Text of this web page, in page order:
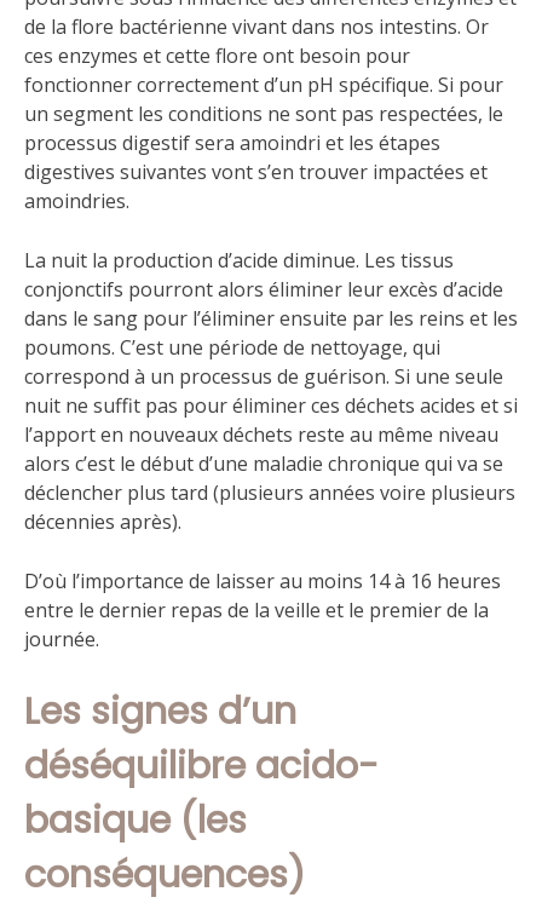
de la flore bactérienne vivant dans nos intestins. Or
ces enzymes et cette flore ont besoin pour
fonctionner correctement d’un pH spécifique. Si pour
un segment les conditions ne sont pas respectées, le
processus digestif sera amoindri et les étapes
digestives suivantes vont s’en trouver impactées et
amoindries.
La nuit la production d’acide diminue. Les tissus
conjonctifs pourront alors éliminer leur excès d’acide
dans le sang pour l’éliminer ensuite par les reins et les
poumons. C’est une période de nettoyage, qui
correspond à un processus de guérison. Si une seule
nuit ne suffit pas pour éliminer ces déchets acides et si
l’apport en nouveaux déchets reste au même niveau
alors c’est le début d’une maladie chronique qui va se
déclencher plus tard (plusieurs années voire plusieurs
décennies après).
D’où l’importance de laisser au moins 14 à 16 heures
entre le dernier repas de la veille et le premier de la
journée.
Les signes d’un
déséquilibre acido-
basique (les
conséquences)